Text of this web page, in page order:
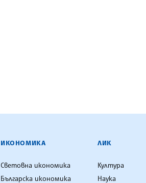
ИКОНОМИКА
Световна икономика
Българска икономика
ЛИК
Култура
Наука